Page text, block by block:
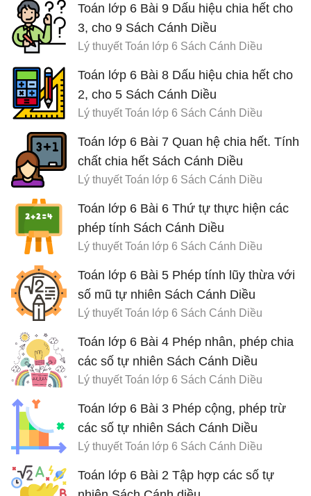
Toán lớp 6 Bài 9 Dấu hiệu chia hết cho
3, cho 9 Sách Cánh Diều
Lý thuyết Toán lớp 6 Sách Cánh Diều
Toán lớp 6 Bài 8 Dấu hiệu chia hết cho
2, cho 5 Sách Cánh Diều
Lý thuyết Toán lớp 6 Sách Cánh Diều
Toán lớp 6 Bài 7 Quan hệ chia hết. Tính
chất chia hết Sách Cánh Diều
Lý thuyết Toán lớp 6 Sách Cánh Diều
Toán lớp 6 Bài 6 Thứ tự thực hiện các
phép tính Sách Cánh Diều
Lý thuyết Toán lớp 6 Sách Cánh Diều
Toán lớp 6 Bài 5 Phép tính lũy thừa với
số mũ tự nhiên Sách Cánh Diều
Lý thuyết Toán lớp 6 Sách Cánh Diều
Toán lớp 6 Bài 4 Phép nhân, phép chia
các số tự nhiên Sách Cánh Diều
Lý thuyết Toán lớp 6 Sách Cánh Diều
Toán lớp 6 Bài 3 Phép cộng, phép trừ
các số tự nhiên Sách Cánh Diều
Lý thuyết Toán lớp 6 Sách Cánh Diều
Toán lớp 6 Bài 2 Tập hợp các số tự